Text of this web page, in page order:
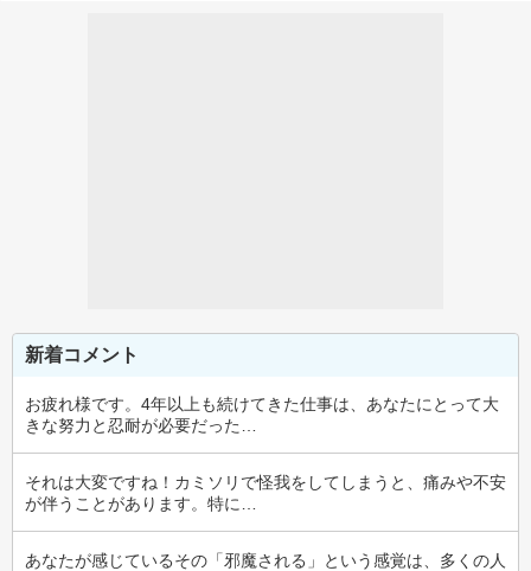
新着コメント
お疲れ様です。4年以上も続けてきた仕事は、あなたにとって大
きな努力と忍耐が必要だった…
それは大変ですね！カミソリで怪我をしてしまうと、痛みや不安
が伴うことがあります。特に…
あなたが感じているその「邪魔される」という感覚は、多くの人